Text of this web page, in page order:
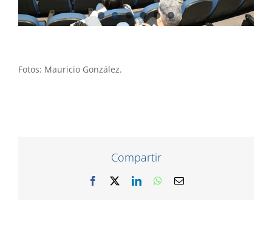
Fotos: Mauricio González.
Compartir
Facebook LinkedInWhatsApp
Correo